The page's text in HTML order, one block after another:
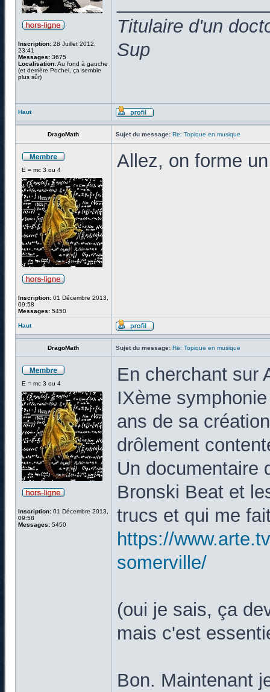
Inscription: 28 Juillet 2012,
23:41
Messages: 3675
Localisation:Au fond à gauche
(et derrière Pochel, ça semble
plus sûr)
Titulaire d'un
Sup
Haut
DragoMath Sujet du message: Re: Topique en musique
E = mc 3 ou 4
Inscription: 01 Décembre 2013,
09:58
Messages: 5450
Allez, on forme
Haut
DragoMath Sujet du message: Re: Topique en musique
E = mc 3 ou 4
Inscription: 01 Décembre 2013,
09:58
Messages: 5450
En cherchant sur
IXème
ans de sa
drôlement
Un documentaire
Bronski Beat et
trucs et qui me
https://
somerville/
(oui je sais, ça
mais c'est
Bon. Maintenant